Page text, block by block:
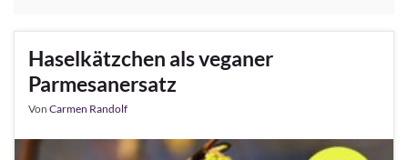
Haselkätzchen als veganer
Parmesanersatz
Von Carmen Randolf